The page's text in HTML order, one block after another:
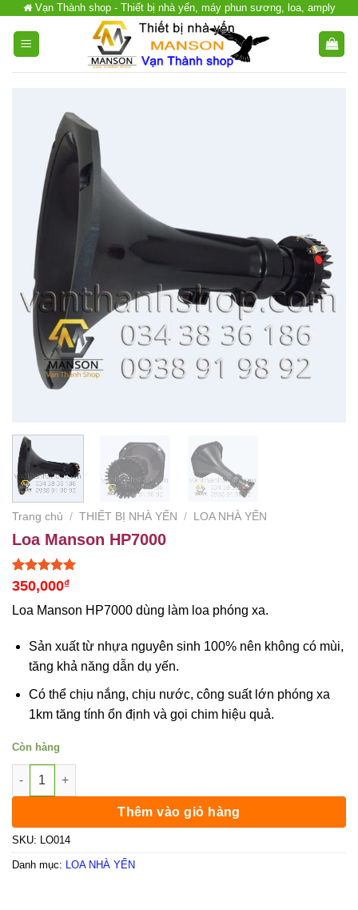
Chuyển
đến
dung
Vạn Thành shop - Thiết bị nhà yến, máy phun sương, loa, amply
Trang chủ / THIẾT BỊ NHÀ YẾN / LOA NHÀ YẾN
Loa Manson HP7000
5.00trên 5
dựa trên
1
đánh giá
350,000₫
Loa Manson HP7000 dùng làm loa phóng xa.
Sản xuất từ nhựa nguyên sinh 100% nên không có mùi,
tăng khả năng dẫn dụ yến.
Có thể chịu nắng, chịu nước, công suất lớn phóng xa
1km tăng tính ổn định và gọi chim hiệu quả.
Còn hàng
Loa Manson HP7000 số lượng
Thêm vào giỏ hàng
SKU: LO014
Danh mục: LOA NHÀ YẾN